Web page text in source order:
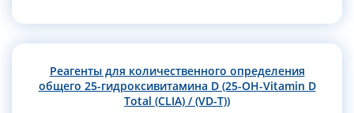
Реагенты для количественного определения
общего 25-гидроксивитамина D (25-ОН-Vitamin D
Total (CLIA) / (VD-T))